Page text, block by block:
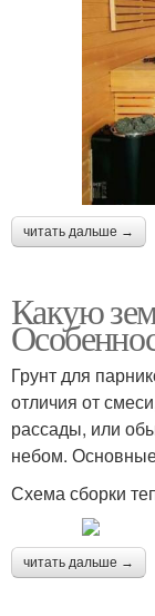
читать дальше →
Какую
Грунт для
отличия от
рассады, или
небом.
Схема сборки
читать дальше →